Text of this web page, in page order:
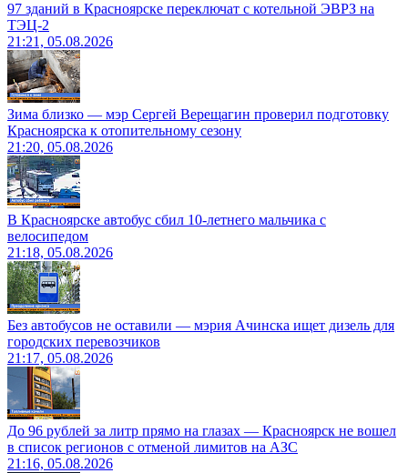
97 зданий в Красноярске переключат с котельной ЭВРЗ на
ТЭЦ-2
21:21, 05.08.2026
Зима близко — мэр Сергей Верещагин проверил подготовку
Красноярска к отопительному сезону
21:20, 05.08.2026
В Красноярске автобус сбил 10-летнего мальчика с
велосипедом
21:18, 05.08.2026
Без автобусов не оставили — мэрия Ачинска ищет дизель для
городских перевозчиков
21:17, 05.08.2026
До 96 рублей за литр прямо на глазах — Красноярск не вошел
в список регионов с отменой лимитов на АЗС
21:16, 05.08.2026